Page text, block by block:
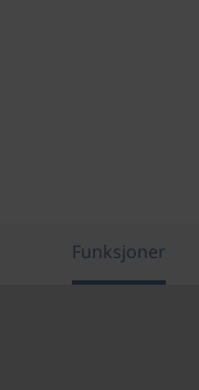
Funksjoner